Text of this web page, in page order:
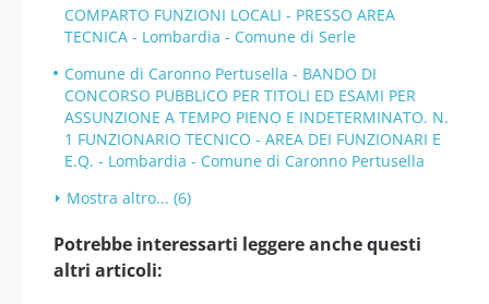
COMPARTO FUNZIONI LOCALI - PRESSO AREA
TECNICA - Lombardia - Comune di Serle
Comune di Caronno Pertusella - BANDO DI
CONCORSO PUBBLICO PER TITOLI ED ESAMI PER
ASSUNZIONE A TEMPO PIENO E INDETERMINATO. N.
1 FUNZIONARIO TECNICO - AREA DEI FUNZIONARI E
E.Q. - Lombardia - Comune di Caronno Pertusella
Mostra altro... (6)
Potrebbe interessarti leggere anche questi
altri articoli: